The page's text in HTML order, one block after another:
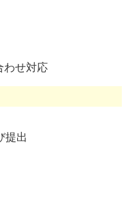
わせ対応
提出